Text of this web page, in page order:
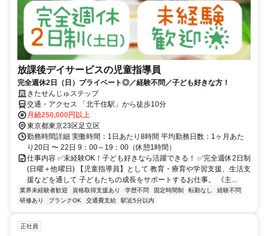
放課後デイサービスの児童指導員
完全週休2日（日）プライベート◎／経験不問／子ども好きな方！
きたせんじゅステップ
交通・アクセス 「北千住駅」から徒歩10分
月給250,000円以上
東京都東京23区足立区
勤務時間詳細 実働時間：1日あたり8時間 平均勤務日数：1ヶ月あた
り20日 〜 22日 9：00～19：00（休憩1時間）
仕事内容 ✅未経験OK！子ども好きなら活躍できる！ ✅完全週休2日制
(日曜＋他曜日) 【児童指導員】として 教育・療育や学習支援、生活支
援などを通して 子どもたちの成長をサポートするお仕事。 《主...
業界未経験者歓迎 資格取得支援あり 学歴不問 固定時間制 転勤なし
経験不問
研修あり
ブランクOK 交通費支給 駅近5分以内
正社員